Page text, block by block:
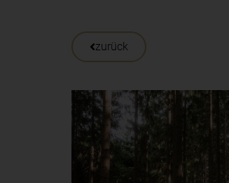
zurück